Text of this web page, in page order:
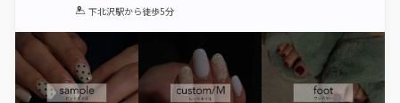
1 2 3 4 5
下北沢駅から徒歩5分